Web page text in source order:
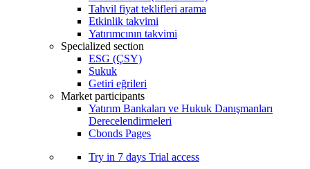
Tahvil fiyat teklifleri arama
Etkinlik takvimi
Yatırımcının takvimi
Specialized section
ESG (ÇSY)
Sukuk
Getiri eğrileri
Market participants
Yatırım Bankaları ve Hukuk Danışmanları
Derecelendirmeleri
Cbonds Pages
Try in 7 days Trial access